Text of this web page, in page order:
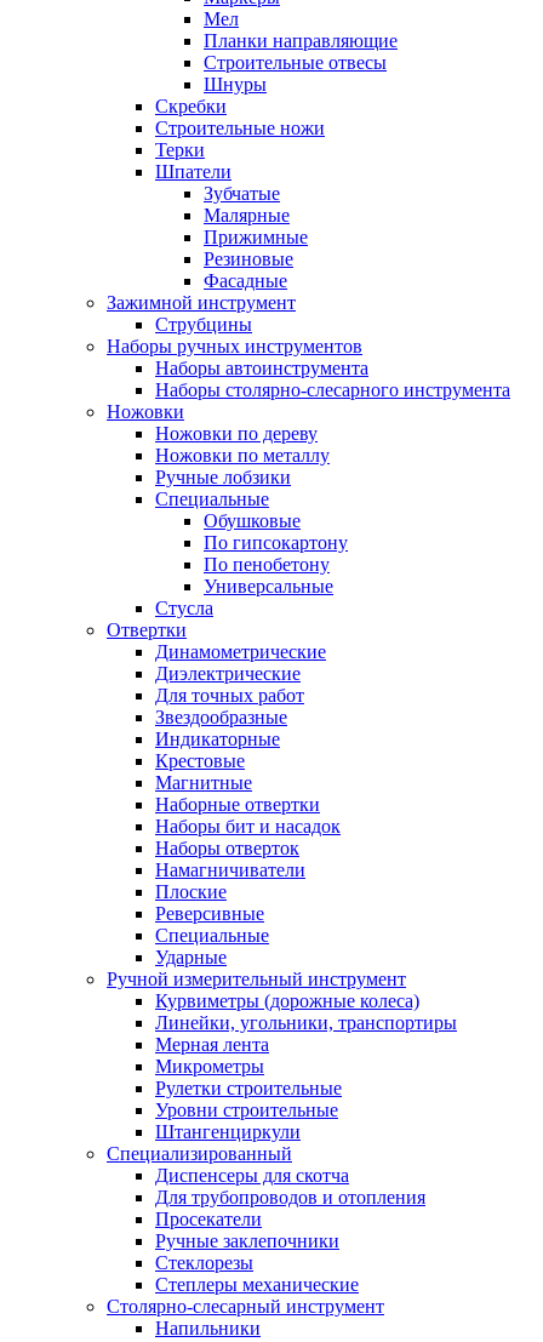
Мел
Планки направляющие
Строительные отвесы
Шнуры
Скребки
Строительные ножи
Терки
Шпатели
Зубчатые
Малярные
Прижимные
Резиновые
Фасадные
Зажимной инструмент
Струбцины
Наборы ручных инструментов
Наборы автоинструмента
Наборы столярно-слесарного инструмента
Ножовки
Ножовки по дереву
Ножовки по металлу
Ручные лобзики
Специальные
Обушковые
По гипсокартону
По пенобетону
Универсальные
Стусла
Отвертки
Динамометрические
Диэлектрические
Для точных работ
Звездообразные
Индикаторные
Крестовые
Магнитные
Наборные отвертки
Наборы бит и насадок
Наборы отверток
Намагничиватели
Плоские
Реверсивные
Специальные
Ударные
Ручной измерительный инструмент
Курвиметры (дорожные колеса)
Линейки, угольники, транспортиры
Мерная лента
Микрометры
Рулетки строительные
Уровни строительные
Штангенциркули
Специализированный
Диспенсеры для скотча
Для трубопроводов и отопления
Просекатели
Ручные заклепочники
Стеклорезы
Степлеры механические
Столярно-слесарный инструмент
Напильники